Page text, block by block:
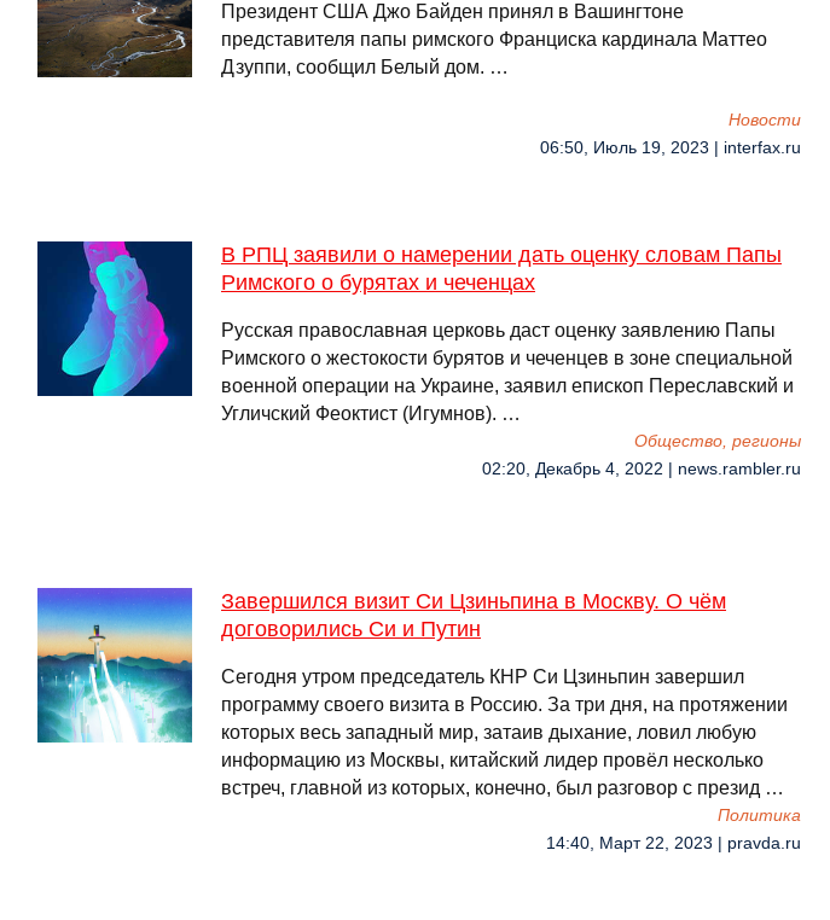
Президент США Джо Байден принял в Вашингтоне
представителя папы римского Франциска кардинала Маттео
Дзуппи, сообщил Белый дом. …
Новости
06:50, Июль 19, 2023 | interfax.ru
В РПЦ заявили о намерении дать оценку словам Папы
Римского о бурятах и чеченцах
Русская православная церковь даст оценку заявлению Папы
Римского о жестокости бурятов и чеченцев в зоне специальной
военной операции на Украине, заявил епископ Переславский и
Угличский Феоктист (Игумнов). …
Общество, регионы
02:20, Декабрь 4, 2022 | news.rambler.ru
Завершился визит Си Цзиньпина в Москву. О чём
договорились Си и Путин
Сегодня утром председатель КНР Си Цзиньпин завершил
программу своего визита в Россию. За три дня, на протяжении
которых весь западный мир, затаив дыхание, ловил любую
информацию из Москвы, китайский лидер провёл несколько
встреч, главной из которых, конечно, был разговор с презид …
Политика
14:40, Март 22, 2023 | pravda.ru